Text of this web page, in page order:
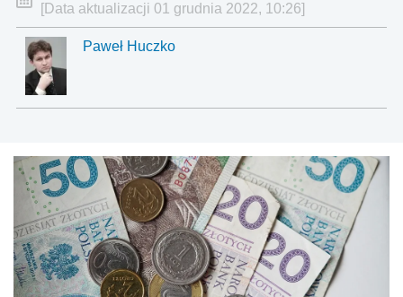
[Data aktualizacji 01 grudnia 2022, 10:26]
Paweł Huczko